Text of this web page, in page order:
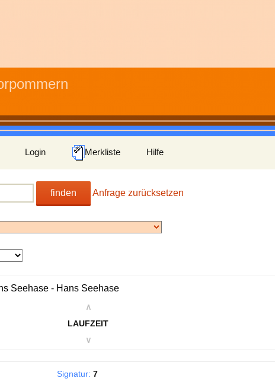
Login Merkliste Hilfe
finden Anfrage zurücksetzen
Seehase - Hans Seehase
∧
LAUFZEIT
∨
Signatur: 7